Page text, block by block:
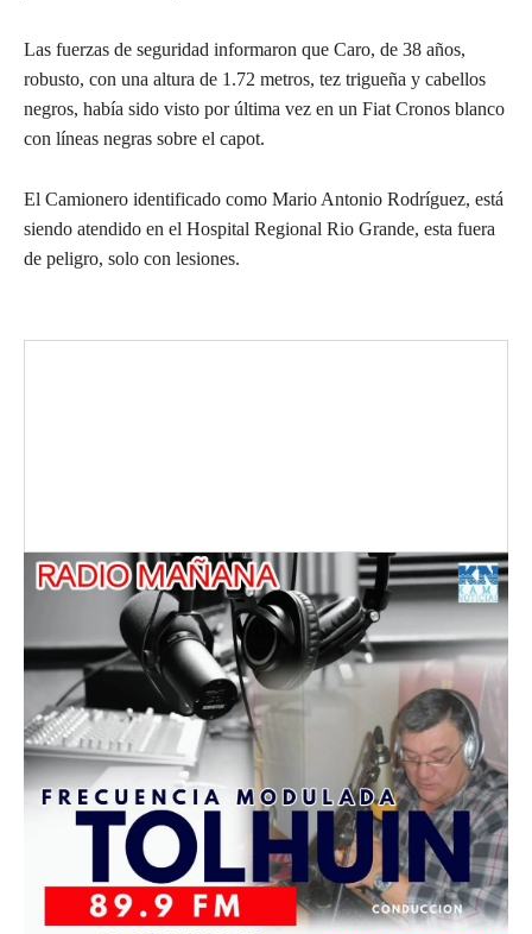
Las fuerzas de seguridad informaron que Caro, de 38 años,
robusto, con una altura de 1.72 metros, tez trigueña y cabellos
negros, había sido visto por última vez en un Fiat Cronos blanco
con líneas negras sobre el capot.
El Camionero identificado como Mario Antonio Rodríguez, está
siendo atendido en el Hospital Regional Rio Grande, esta fuera
de peligro, solo con lesiones.